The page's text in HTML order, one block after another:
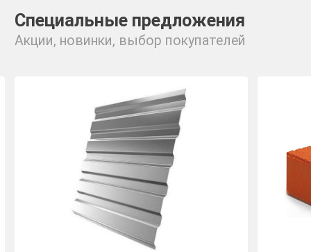
Специальные предложения
Акции, новинки, выбор покупателей